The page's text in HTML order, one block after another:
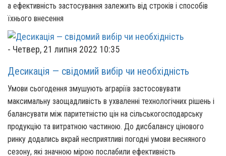
а ефективність застосування залежить від строків і способів
їхнього внесення
- Четвер, 21 липня 2022 10:35
Десикація — свідомий вибір чи необхідність
Умови сьогодення змушують аграріїв застосовувати
максимальну заощадливість в ухваленні технологічних рішень і
балансувати між паритетністю цін на сільськогосподарську
продукцію та витратною частиною. До дисбалансу цінового
ринку додались вкрай несприятливі погодні умови весняного
сезону, які значною мірою послабили ефективність